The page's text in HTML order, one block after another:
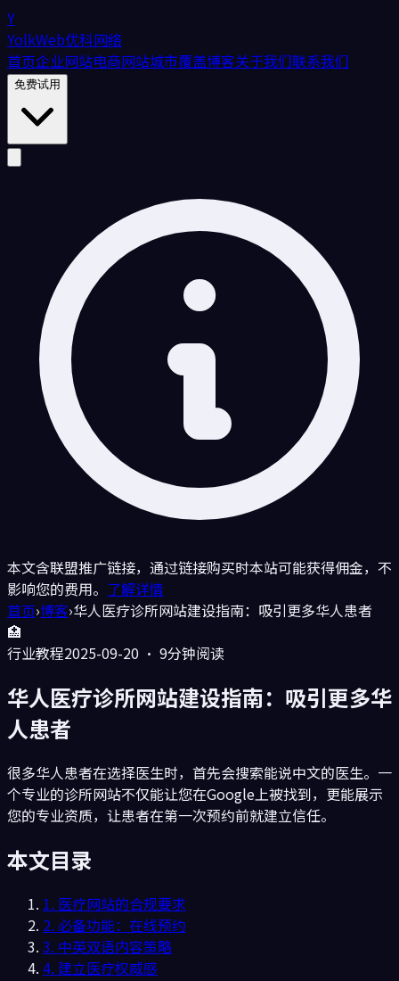
Y
YolkWeb优科网络
首页企业网站电商网站城市覆盖博客关于我们联系我们
免费试用
本文含联盟推广链接，通过链接购买时本站可能获得佣金，不
影响您的费用。 了解详情
首页›博客›华人医疗诊所网站建设指南：吸引更多华人患者
🏥
行业教程2025-09-20 · 9分钟阅读
华人医疗诊所网站建设指南：吸引更多华
人患者
很多华人患者在选择医生时，首先会搜索能说中文的医生。一
个专业的诊所网站不仅能让您在Google上被找到，更能展示
您的专业资质，让患者在第一次预约前就建立信任。
本文目录
1. 医疗网站的合规要求
2. 必备功能：在线预约
3. 中英双语内容策略
4. 建立医疗权威感